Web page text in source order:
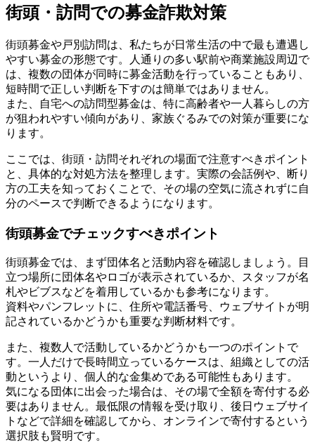
街頭・訪問での募金詐欺対策
街頭募金や戸別訪問は、私たちが日常生活の中で最も遭遇し
やすい募金の形態です。人通りの多い駅前や商業施設周辺で
は、複数の団体が同時に募金活動を行っていることもあり、
短時間で正しい判断を下すのは簡単ではありません。
また、自宅への訪問型募金は、特に高齢者や一人暮らしの方
が狙われやすい傾向があり、家族ぐるみでの対策が重要にな
ります。
ここでは、街頭・訪問それぞれの場面で注意すべきポイント
と、具体的な対処方法を整理します。実際の会話例や、断り
方の工夫を知っておくことで、その場の空気に流されずに自
分のペースで判断できるようになります。
街頭募金でチェックすべきポイント
街頭募金では、まず団体名と活動内容を確認しましょう。目
立つ場所に団体名やロゴが表示されているか、スタッフが名
札やビブスなどを着用しているかも参考になります。
資料やパンフレットに、住所や電話番号、ウェブサイトが明
記されているかどうかも重要な判断材料です。
また、複数人で活動しているかどうかも一つのポイントで
す。一人だけで長時間立っているケースは、組織としての活
動というより、個人的な金集めである可能性もあります。
気になる団体に出会った場合は、その場で全額を寄付する必
要はありません。最低限の情報を受け取り、後日ウェブサイ
トなどで詳細を確認してから、オンラインで寄付するという
選択肢も賢明です。